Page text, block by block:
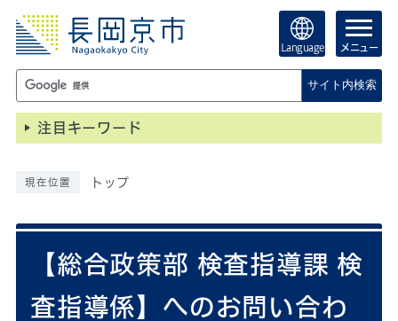
Language メニュー
サイト内検索
注目キーワード
現在位置 トップ
【総合政策部 検査指導課 検
査指導係】へのお問い合わ